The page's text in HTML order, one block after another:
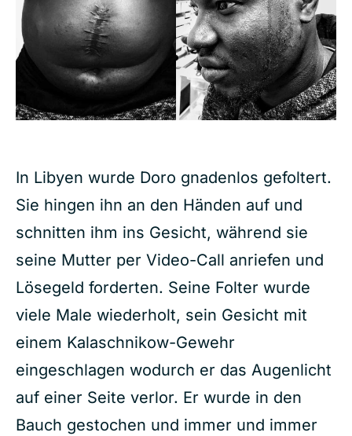
In Libyen wurde Doro gnadenlos gefoltert.
Sie hingen ihn an den Händen auf und
schnitten ihm ins Gesicht, während sie
seine Mutter per Video-Call anriefen und
Lösegeld forderten. Seine Folter wurde
viele Male wiederholt, sein Gesicht mit
einem Kalaschnikow-Gewehr
eingeschlagen wodurch er das Augenlicht
auf einer Seite verlor. Er wurde in den
Bauch gestochen und immer und immer